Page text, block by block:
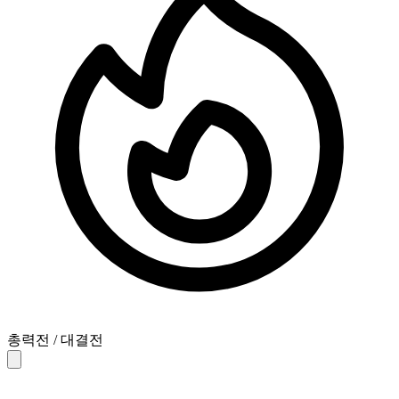
총력전 / 대결전